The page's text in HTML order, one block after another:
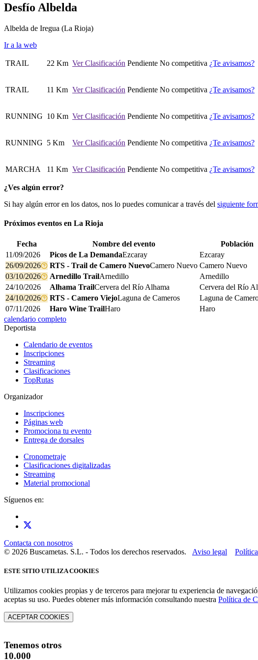
Desfío Albelda
Albelda de Iregua (La Rioja)
Ir a la web
TRAIL 22 Km Ver Clasificación Pendiente No competitiva ¿Te avisamos?
TRAIL 11 Km Ver Clasificación Pendiente No competitiva ¿Te avisamos?
RUNNING 10 Km Ver Clasificación Pendiente No competitiva ¿Te avisamos?
RUNNING 5 Km Ver Clasificación Pendiente No competitiva ¿Te avisamos?
MARCHA 11 Km Ver Clasificación Pendiente No competitiva ¿Te avisamos?
¿Ves algún error?
Si hay algún error en los datos, nos lo puedes comunicar a través del siguiente
Próximos eventos en La Rioja
Fecha Nombre del evento
Población
11/09/2026
Picos de La DemandaEzcaray Ezcaray
26/09/2026
RTS - Trail de Camero NuevoCamero Nuevo Camero Nuevo
03/10/2026
Arnedillo TrailArnedillo Arnedillo
24/10/2026
Alhama TrailCervera del Río Alhama Cervera del Río
24/10/2026
RTS - Camero ViejoLaguna de Cameros Laguna de
07/11/2026
Haro Wine TrailHaro Haro
calendario completo
Deportista
Calendario de eventos
Inscripciones
Streaming
Clasificaciones
TopRutas
Organizador
Inscripciones
Páginas web
Promociona tu evento
Entrega de dorsales
Cronometraje
Clasificaciones digitalizadas
Streaming
Material promocional
Síguenos en:
Contacta con nosotros
© 2026 Buscametas. S.L. - Todos los derechos reservados. Aviso legal
ESTE SITIO UTILIZA COOKIES
Utilizamos cookies propias y de terceros para mejorar tu experiencia de
aceptas su uso. Puedes obtener más información consultando nuestra Política de
ACEPTAR COOKIES
Tenemos otros
10.000